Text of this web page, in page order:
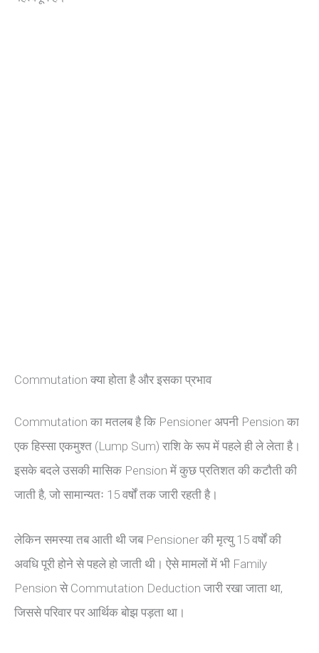
Commutation क्या होता है और इसका प्रभाव
Commutation का मतलब है कि Pensioner अपनी Pension का
एक हिस्सा एकमुश्त (Lump Sum) राशि के रूप में पहले ही ले लेता है।
इसके बदले उसकी मासिक Pension में कुछ प्रतिशत की कटौती की
जाती है, जो सामान्यतः 15 वर्षों तक जारी रहती है।
लेकिन समस्या तब आती थी जब Pensioner की मृत्यु 15 वर्षों की
अवधि पूरी होने से पहले हो जाती थी। ऐसे मामलों में भी Family
Pension से Commutation Deduction जारी रखा जाता था,
जिससे परिवार पर आर्थिक बोझ पड़ता था।